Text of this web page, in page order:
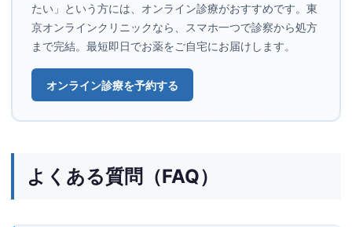
たい」という方には、オンライン診療がおすすめです。東
京オンラインクリニックなら、スマホ一つで診察から処方
まで完結。最短即日でお薬をご自宅にお届けします。
オンライン診療を予約する
よくある質問（FAQ）